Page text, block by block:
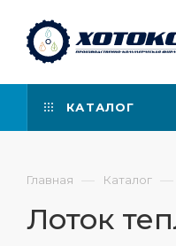
КАТАЛОГ
Главная — Каталог —
Лоток